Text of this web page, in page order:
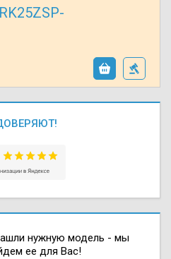
нужную модель - мы
ее для Вас!